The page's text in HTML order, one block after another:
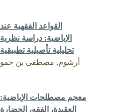
القواعد الفقهية عند
الإباضية: دراسة نظرية
تحليلية تأصيلية تطبيقية
أرشوم, مصطفى بن حمو
معجم مصطلحات الإباضية:
العقيدة، الفقه، الحضارة